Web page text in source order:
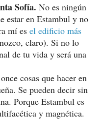
Sofía. No es ningún
estar en Estambul y no
mí es el edificio más
claro). Si no lo
de tu vida y será una
cosas que hacer en
Se pueden decir sin
Porque Estambul es
y magnética.